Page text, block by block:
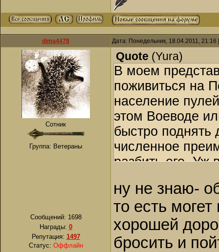
dima4478 Дата: Понедельник, 18.04.2011,
Сотник
Группа: Ветераны
Сообщений: 1698
Награды: 0
Репутация: 1497
Статус: Оффлайн
Quote (Yura)
В моем
поживиться на
население
этом Воеводе
быстро поднять
численное
разбить его. Уж
отряды в те
ну не знаю-
то есть
хорошей
бросить и